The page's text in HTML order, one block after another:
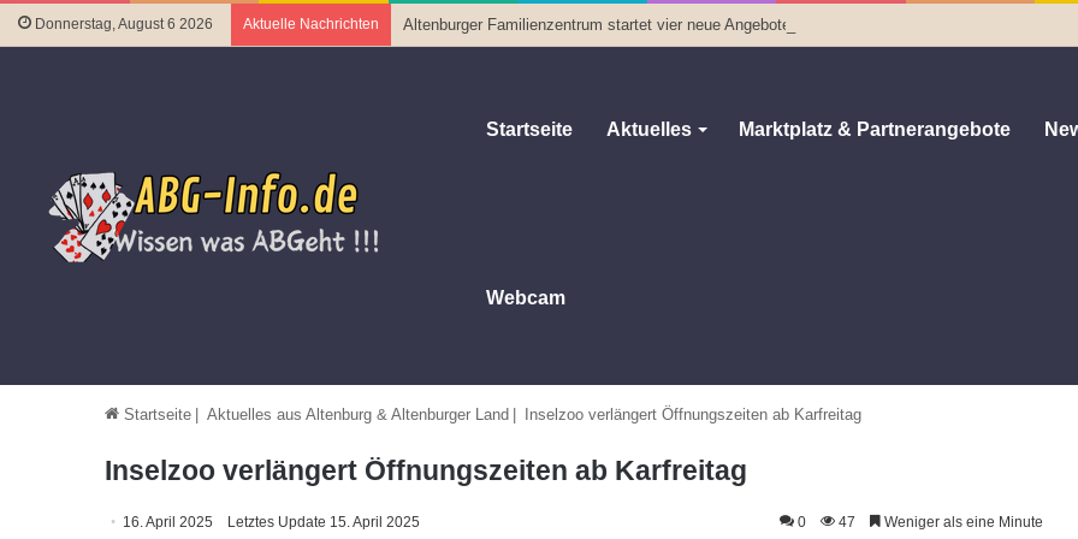
Donnerstag, August 6 2026 Aktuelle Nachrichten Altenburger Familienzentrum startet vier neue Angebote
Startseite Aktuelles Marktplatz & Partnerangebote
Webcam
Startseite Aktuelles aus Altenburg & Altenburger Land Inselzoo verlängert Öffnungszeiten ab Karfreitag
Inselzoo verlängert Öffnungszeiten ab Karfreitag
16. April 2025 Letztes Update 15. April 2025 0 47 Weniger als eine Minute